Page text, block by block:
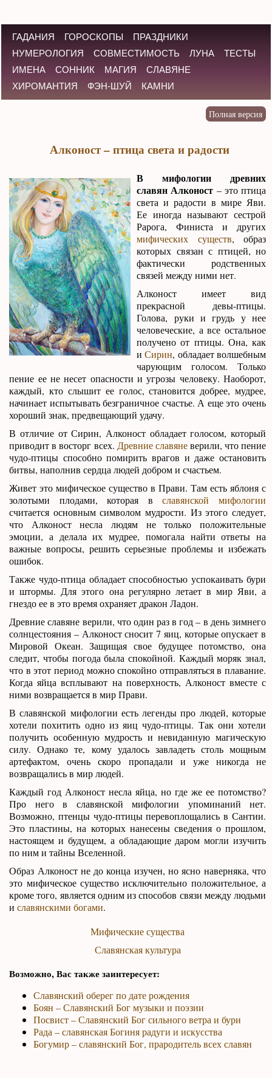
ГАДАНИЯ ГОРОСКОПЫ
ПРАЗДНИКИ
НУМЕРОЛОГИЯ
СОВМЕСТИМОСТЬ ЛУНА
ТЕСТЫ
ИМЕНА
СОННИК МАГИЯ
СЛАВЯНЕ
ХИРОМАНТИЯ
ФЭН-ШУЙ КАМНИ
Алконост – птица света и радости
В мифологии древних
славян Алконост – это птица
света и радости в мире Яви.
Ее иногда называют сестрой
Рарога, Финиста и других
мифических существ, образ
которых связан с птицей, но
фактически родственных
связей между ними нет.
Алконост имеет вид
прекрасной девы-птицы.
Голова, руки и грудь у нее
человеческие, а все остальное
получено от птицы. Она, как
иСирин, обладает волшебным
чарующим голосом. Только
пение ее не несет опасности и угрозы человеку. Наоборот,
каждый, кто слышит ее голос, становится добрее, мудрее,
начинает испытывать безграничное счастье. А еще это очень
хороший знак, предвещающий удачу.
В отличие от Сирин, Алконост обладает голосом, который
приводит в восторг всех. Древние славяневерили, что пение
чудо-птицы способно помирить врагов и даже остановить
битвы, наполнив сердца людей добром и счастьем.
Живет это мифическое существо в Прави. Там есть яблоня с
золотыми плодами, которая вславянской мифологии
считается основным символом мудрости. Из этого следует,
что Алконост несла людям не только положительные
эмоции, а делала их мудрее, помогала найти ответы на
важные вопросы, решить серьезные проблемы и избежать
ошибок.
Также чудо-птица обладает способностью успокаивать бури
и штормы. Для этого она регулярно летает в мир Яви, а
гнездо ее в это время охраняет дракон Ладон.
Древние славяне верили, что один раз в год – в день зимнего
солнцестояния – Алконост сносит 7 яиц, которые опускает в
Мировой Океан. Защищая свое будущее потомство, она
следит, чтобы погода была спокойной. Каждый моряк знал,
что в этот период можно спокойно отправляться в плавание.
Когда яйца всплывают на поверхность, Алконост вместе с
ними возвращается в мир Прави.
В славянской мифологии есть легенды про людей, которые
хотели похитить одно из яиц чудо-птицы. Так они хотели
получить особенную мудрость и невиданную магическую
силу. Однако те, кому удалось завладеть столь мощным
артефактом, очень скоро пропадали и уже никогда не
возвращались в мир людей.
Каждый год Алконост несла яйца, но где же ее потомство?
Про него в славянской мифологии упоминаний нет.
Возможно, птенцы чудо-птицы перевоплощались в Сантии.
Это пластины, на которых нанесены сведения о прошлом,
настоящем и будущем, а обладающие даром могли изучить
по ним и тайны Вселенной.
Образ Алконост не до конца изучен, но ясно наверняка, что
это мифическое существо исключительно положительное, а
кроме того, является одним из способов связи между людьми
иславянскими богами.
Мифические существа
Славянская культура
Возможно, Вас также заинтересует:
Славянский оберег по дате рождения
Боян – Славянский Бог музыки и поэзии
Посвист – Славянский Бог сильного ветра и бури
Рада – славянская Богиня радуги и искусства
Богумир – славянский Бог, прародитель всех славян